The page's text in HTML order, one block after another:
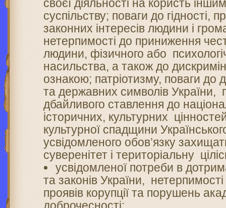
своєї діяльності на користь
суспільству; поваги до гідності,
законних інтересів людини і
нетерпимості до приниження
людини, фізичного або
насильства, а також до
ознакою; патріотизму, поваги до
та державних символів України,
дбайливого ставлення до
історичних, культурних
культурної спадщини
усвідомленого обов’язку
суверенітет і територіальну
усвідомленої потреби в
та законів України,
проявів корупції та порушень